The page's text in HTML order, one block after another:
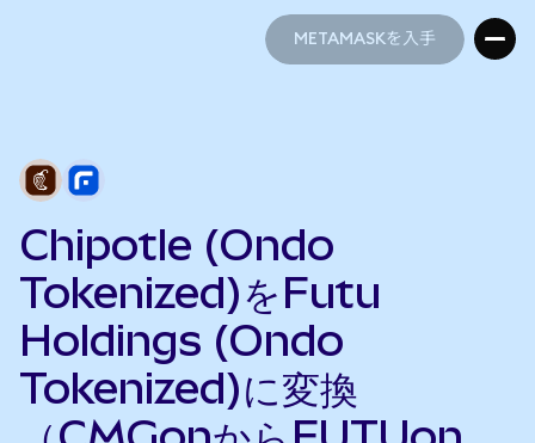
METAMASKを入手
Chipotle (Ondo
Tokenized)をFutu
Holdings (Ondo
Tokenized)に変換